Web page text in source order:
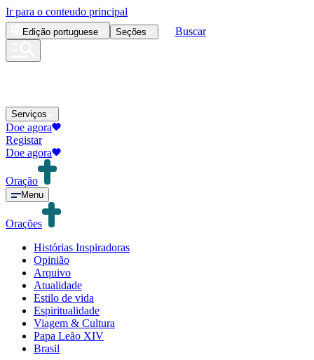
Ir para o conteudo principal
Edição portuguese Seções Buscar
Serviços
Doe agora
Registar
Doe agora
Oração
Menu
Orações
Histórias Inspiradoras
Opinião
Arquivo
Atualidade
Estilo de vida
Espiritualidade
Viagem & Cultura
Papa Leão XIV
Brasil